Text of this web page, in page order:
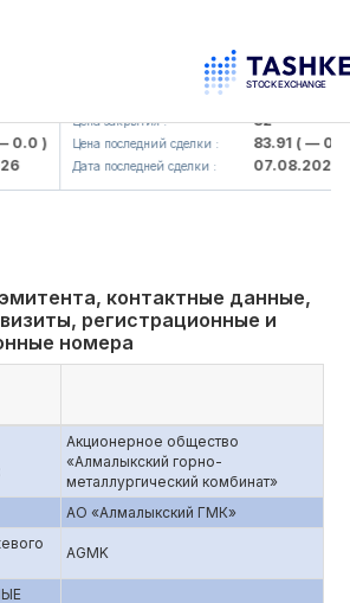
)
KFSK (<Kafolat sug'urta
Цена закрытия : 82
Цена последний сделки : 83.91( — 0.0 )
Дата последней сделки : 07.08.2026
контактные данные,
регистрационные и
номера
Акционерное общество
«Алмалыкский горно-
металлургический комбинат»
АО «Алмалыкский ГМК»
AGMK